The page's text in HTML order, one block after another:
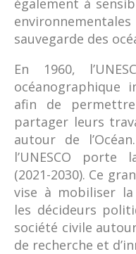
également à
sauvegarde des
En 1960,
océanographique
afin de
partager leurs
autour de
l’UNESCO porte
(2021-2030). Ce
vise à mobiliser
les décideurs
société civile
de recherche et